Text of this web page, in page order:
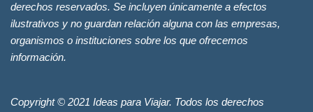
derechos reservados. Se incluyen únicamente a efectos
ilustrativos y no guardan relación alguna con las empresas,
organismos o instituciones sobre los que ofrecemos
información.
Copyright © 2021 Ideas para Viajar. Todos los derechos